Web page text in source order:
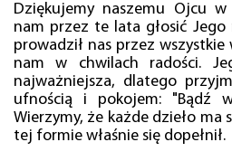
Dziękujemy naszemu Ojcu
nam przez te lata głosić Jego
prowadził nas przez wszystkie
nam w chwilach radości.
najważniejsza, dlatego
ufnością i pokojem: "Bądź
Wierzymy, że każde dzieło ma
tej formie właśnie się dopełnił.